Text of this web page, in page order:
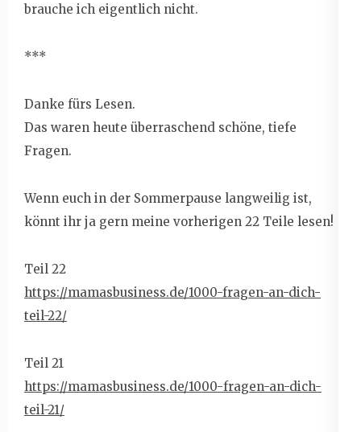
brauche ich eigentlich nicht.
***
Danke fürs Lesen.
Das waren heute überraschend schöne, tiefe
Fragen.
Wenn euch in der Sommerpause langweilig ist,
könnt ihr ja gern meine vorherigen 22 Teile lesen!
Teil 22
https://mamasbusiness.de/1000-fragen-an-dich-
teil-22/
Teil 21
https://mamasbusiness.de/1000-fragen-an-dich-
teil-21/